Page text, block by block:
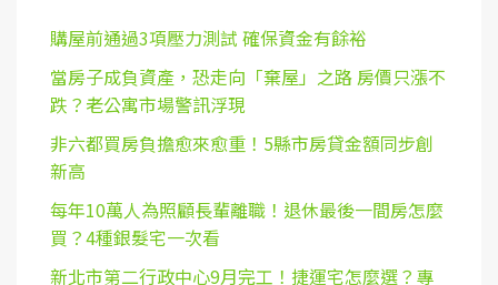
購屋前通過3項壓力測試 確保資金有餘裕
當房子成負資產，恐走向「棄屋」之路 房價只漲不
跌？老公寓市場警訊浮現
非六都買房負擔愈來愈重！5縣市房貸金額同步創
新高
每年10萬人為照顧長輩離職！退休最後一間房怎麼
買？4種銀髮宅一次看
新北市第二行政中心9月完工！捷運宅怎麼選？專